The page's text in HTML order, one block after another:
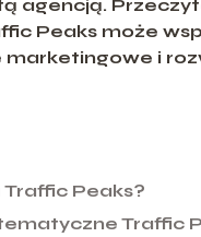
agencją.
Peaks może
marketingowe i
Traffic Peaks?
Traffic